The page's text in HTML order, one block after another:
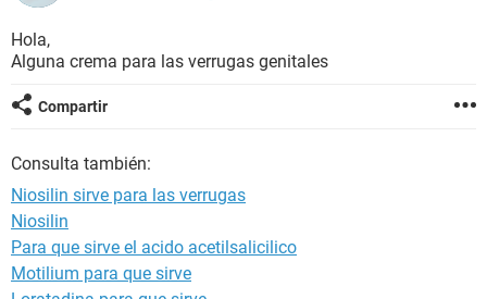
BIENESTAR
SEXUALIDAD
GLOSARIO
Hola,
Alguna crema para las verrugas genitales
Compartir
Consulta también:
Niosilin sirve para las verrugas
Niosilin
Para que sirve el acido acetilsalicilico
Motilium para que sirve